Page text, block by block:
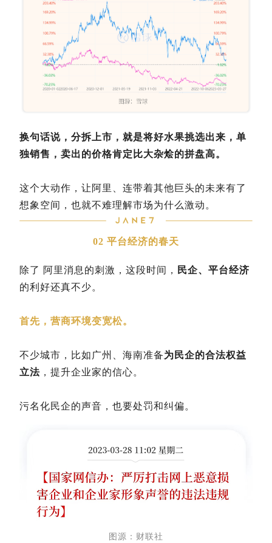
换句话说，分拆上市，就是将好水果挑选出来，单
独销售，卖出的价格肯定比大杂烩的拼盘高。
这个大动作，让阿里、连带着其他巨头的未来有了
想象空间，也就不难理解市场为什么激动。
02 平台经济的春天
除了 阿里消息的刺激，这段时间，
民企、平台经济
的利好还真不少。
首先，营商环境变宽松。
不少城市，比如广州、海南准备为民企的合法权益
立法 ，提升企业家的信心。
污名化民企的声音，也要处罚和纠偏。
图源：财联社